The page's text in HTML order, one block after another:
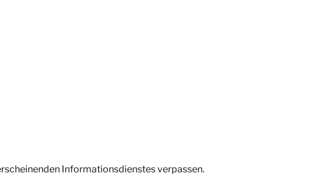
Informationsdienstes verpassen.